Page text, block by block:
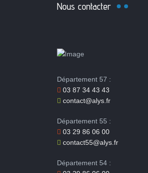
Nous contacter
Département 57 :
03 87 34 43 43
contact@alys.fr
Département 55 :
03 29 86 06 00
contact55@alys.fr
Département 54 :